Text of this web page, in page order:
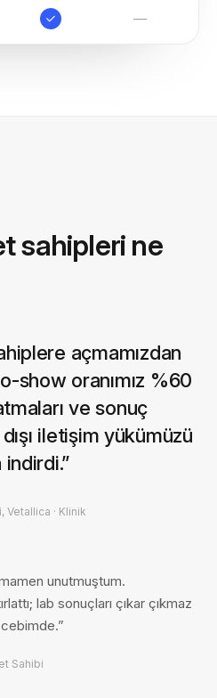
—
sahipleri ne
açmamızdan
show oranımız %60
ve sonuç
iletişim yükümüzü
indirdi.”
Vetallica · Klinik
unutmuştum.
lab sonuçları çıkar çıkmaz
cebimde.”
Sahibi